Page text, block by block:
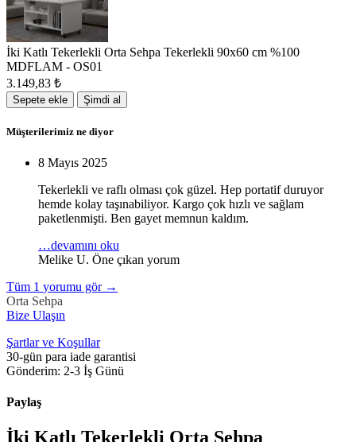
İki Katlı Tekerlekli Orta Sehpa Tekerlekli 90x60 cm %100
MDFLAM - OS01
3.149,83 ₺
Sepete ekle Şimdi al
Müşterilerimiz ne diyor
8 Mayıs 2025
Tekerlekli ve raflı olması çok güzel. Hep portatif duruyor
hemde kolay taşınabiliyor. Kargo çok hızlı ve sağlam
paketlenmişti. Ben gayet memnun kaldım.
…devamını oku
Melike U. Öne çıkan yorum
Tüm 1 yorumu gör →
Orta Sehpa
Bize Ulaşın
Şartlar ve Koşullar
30-gün para iade garantisi
Gönderim: 2-3 İş Günü
Paylaş
İki Katlı Tekerlekli Orta Sehpa